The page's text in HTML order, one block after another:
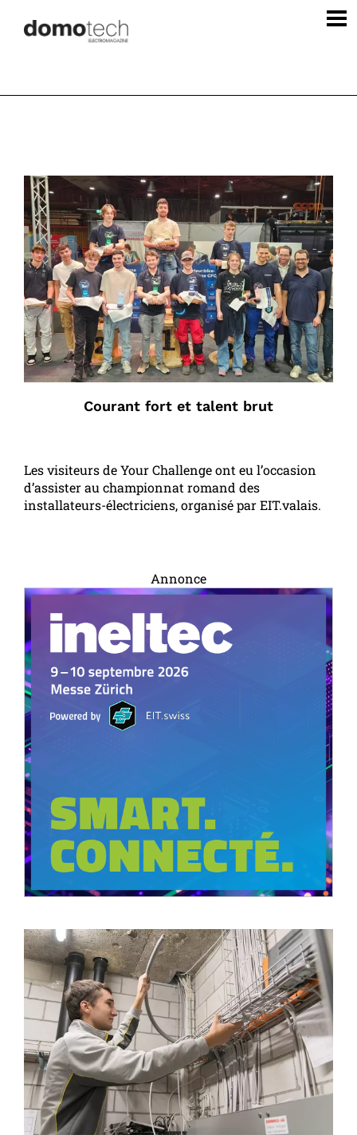
Courant fort et talent brut
Les visiteurs de Your Challenge ont eu l’occasion
d’assister au championnat romand des
installateurs-électriciens, organisé par EIT.valais.
Annonce